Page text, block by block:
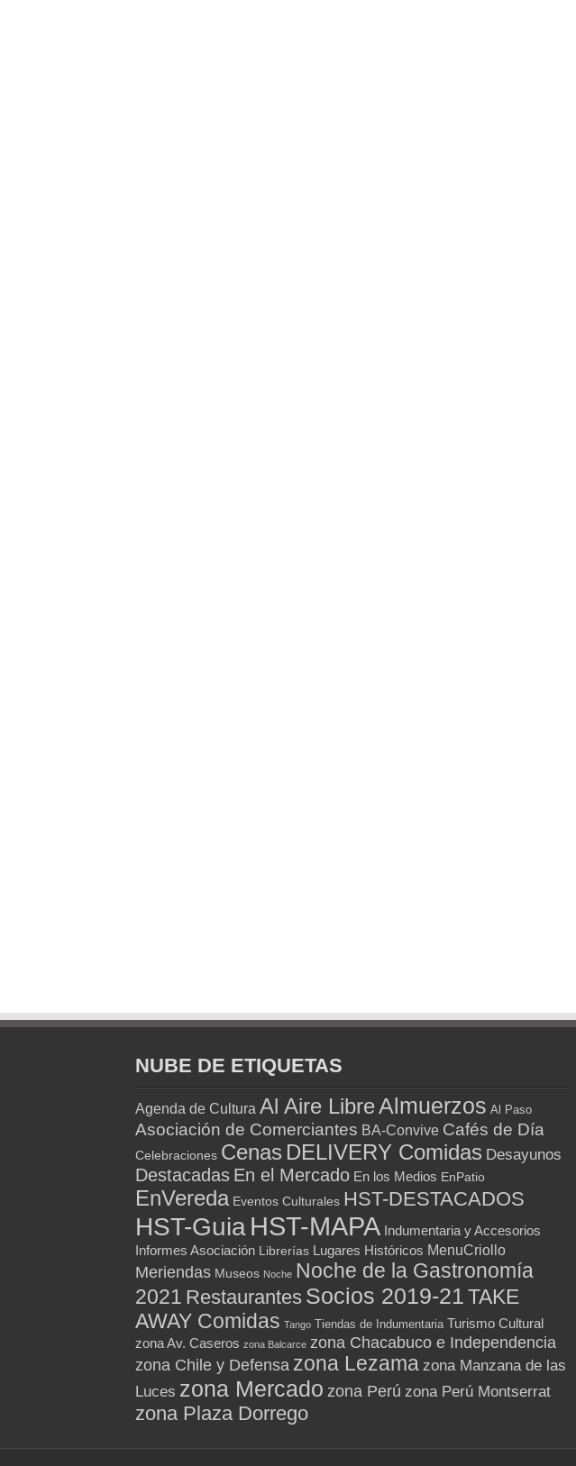
NUBE DE ETIQUETAS
Agenda de Cultura Al Aire LibreAlmuerzos Al Paso
Asociación de Comerciantes BA-Convive Cafés de Día
Celebraciones Cenas DELIVERY Comidas Desayunos
Destacadas En el Mercado En los Medios EnPatio
EnVereda Eventos Culturales HST-DESTACADOS
HST-Guia HST-MAPA Indumentaria y Accesorios
Informes Asociación Librerías Lugares Históricos MenuCriollo
Meriendas Museos Noche Noche de la Gastronomía
2021 Restaurantes Socios 2019-21TAKE
AWAY Comidas Tango Tiendas de Indumentaria Turismo Cultural
zona Av. Caseros zona Balcarce zona Chacabuco e Independencia
zona Chile y Defensa zona Lezama zona Manzana de las
Luces zona Mercado zona Perú zona Perú Montserrat
zona Plaza Dorrego